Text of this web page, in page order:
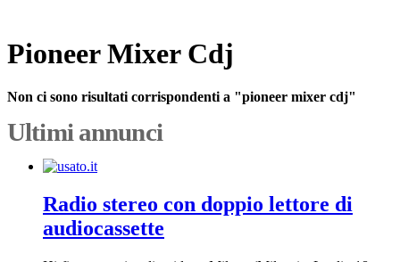
Pioneer Mixer Cdj
Non ci sono risultati corrispondenti a "pioneer mixer cdj"
Ultimi annunci
Radio stereo con doppio lettore di
audiocassette